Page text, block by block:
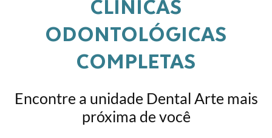
CLÍNICAS
ODONTOLÓGICAS
COMPLETAS
Encontre a unidade Dental Arte mais
próxima de você